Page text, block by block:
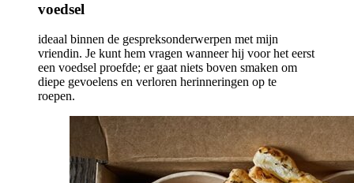
voedsel
ideaal binnen de gespreksonderwerpen met mijn
vriendin. Je kunt hem vragen wanneer hij voor het eerst
een voedsel proefde; er gaat niets boven smaken om
diepe gevoelens en verloren herinneringen op te
roepen.